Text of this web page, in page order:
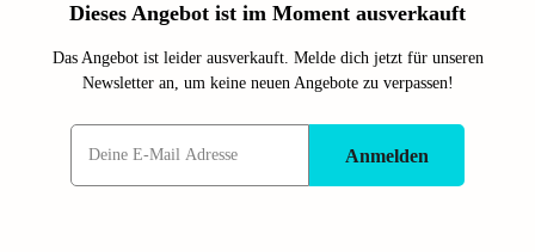
Dieses Angebot ist im Moment ausverkauft
Das Angebot ist leider ausverkauft. Melde dich jetzt für unseren
Newsletter an, um keine neuen Angebote zu verpassen!
Anmelden